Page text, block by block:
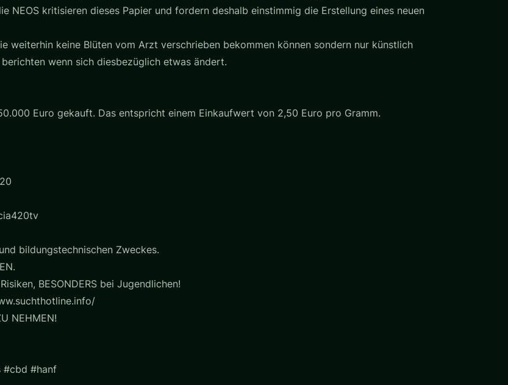
NEOS kritisieren dieses Papier und fordern deshalb einstimmig die Erstellung eines neuen
weiterhin keine Blüten vom Arzt verschrieben bekommen können sondern nur künstlich
wenn sich diesbezüglich etwas ändert.
Euro gekauft. Das entspricht einem Einkaufwert von 2,50 Euro pro Gramm.
bildungstechnischen Zweckes.
BESONDERS bei Jugendlichen!
NEHMEN!
#cbd #hanf